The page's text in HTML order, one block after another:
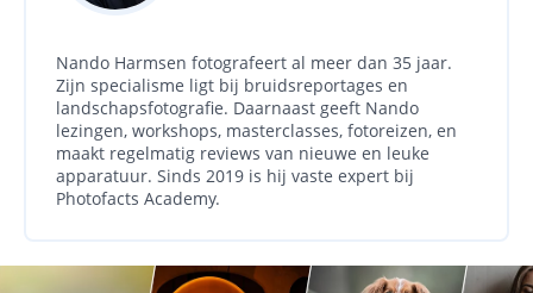
Nando Harmsen fotografeert al meer dan 35 jaar.
Zijn specialisme ligt bij bruidsreportages en
landschapsfotografie. Daarnaast geeft Nando
lezingen, workshops, masterclasses, fotoreizen, en
maakt regelmatig reviews van nieuwe en leuke
apparatuur. Sinds 2019 is hij vaste expert bij
Photofacts Academy.